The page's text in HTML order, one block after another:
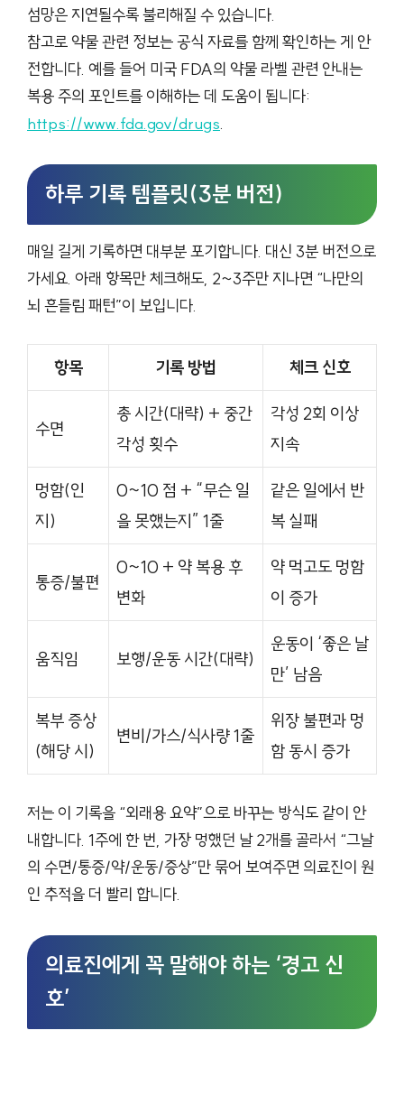
섬망은 지연될수록 불리해질 수 있습니다.
참고로 약물 관련 정보는 공식 자료를 함께 확인하는 게 안
전합니다. 예를 들어 미국 FDA의 약물 라벨 관련 안내는
복용 주의 포인트를 이해하는 데 도움이 됩니다:
https://www.fda.gov/drugs.
하루 기록 템플릿(3분 버전)
매일 길게 기록하면 대부분 포기합니다. 대신 3분 버전으로
가세요. 아래 항목만 체크해도, 2~3주만 지나면 “나만의
뇌 흔들림 패턴”이 보입니다.
항목 기록 방법 체크 신호
수면
총 시간(대략) + 중간
각성 횟수
각성 2회 이상
지속
멍함(인
지)
0~10 점 + “무슨 일
을 못했는지” 1줄
같은 일에서 반
복 실패
통증/불편
0~10 + 약 복용 후
변화
약 먹고도 멍함
이 증가
움직임 보행/운동 시간(대략)
운동이 ‘좋은 날
만’ 남음
복부 증상
(해당 시)
변비/가스/식사량 1줄
위장 불편과 멍
함 동시 증가
저는 이 기록을 “외래용 요약”으로 바꾸는 방식도 같이 안
내합니다. 1주에 한 번, 가장 멍했던 날 2개를 골라서 “그날
의 수면/통증/약/운동/증상”만 묶어 보여주면 의료진이 원
인 추적을 더 빨리 합니다.
의료진에게 꼭 말해야 하는 ‘경고 신
호’